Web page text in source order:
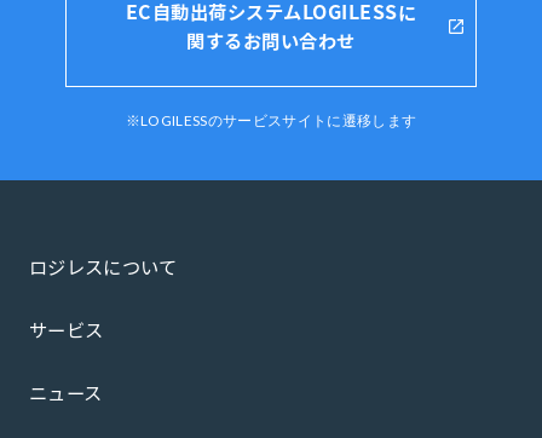
EC自動出荷システムLOGILESSに
関するお問い合わせ
※LOGILESSのサービスサイトに遷移します
ロジレスについて
サービス
ニュース